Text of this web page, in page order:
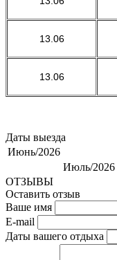
13.06
13.06
Даты выезда
Июнь/2026
Июль/2026
ОТЗЫВЫ
Оставить отзыв
Ваше имя
E-mail
Даты вашего отдыха